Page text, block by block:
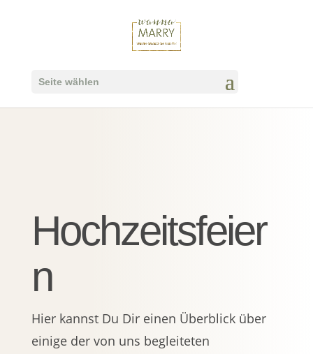
Seite wählen
Hochzeitsfeier
n
Hier kannst Du Dir einen Überblick über
einige der von uns begleiteten